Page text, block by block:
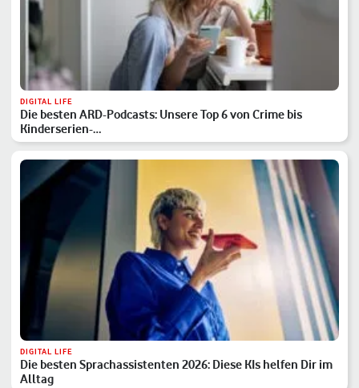
DIGITAL LIFE
Die besten ARD-Podcasts: Unsere Top 6 von Crime bis
Kinderserien-…
DIGITAL LIFE
Die besten Sprachassistenten 2026: Diese KIs helfen Dir im
Alltag